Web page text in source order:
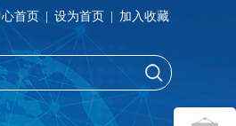
首页 设为首页 加入收藏